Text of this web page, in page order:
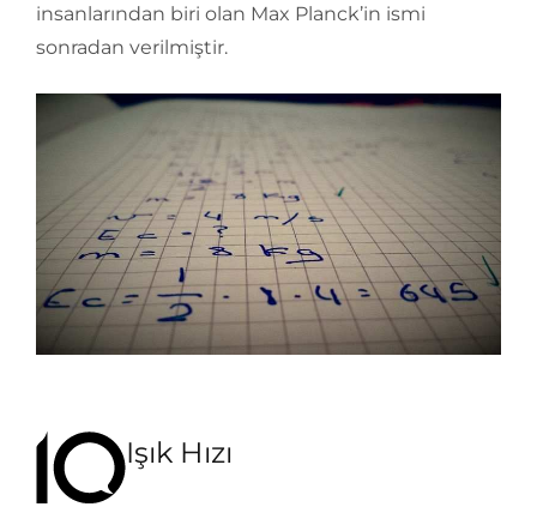
insanlarından biri olan Max Planck’in ismi
sonradan verilmiştir.
Işık Hızı